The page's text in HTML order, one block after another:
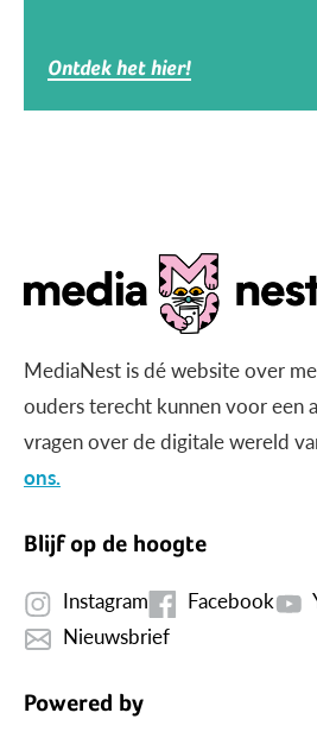
Ontdek het hier!
MediaNest is dé website over
ouders terecht kunnen voor een
vragen over de digitale wereld
ons.
Blijf op de hoogte
Instagram Facebook
Nieuwsbrief
Powered by